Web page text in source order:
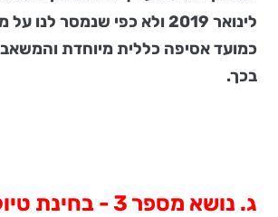
כמועד אסיפה כללית מיוחדת
בכך.
ג. נושא מספר 3 - בחינת